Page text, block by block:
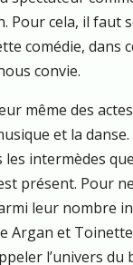
Pour cela, il faut
comédie, dans
convie.
même des
et la danse.
intermèdes que
présent. Pour
leur nombre
Argan et Toinette
l’univers du